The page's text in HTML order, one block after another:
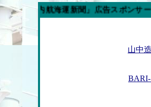
新聞」広告スポンサー企業
山中
BARI-